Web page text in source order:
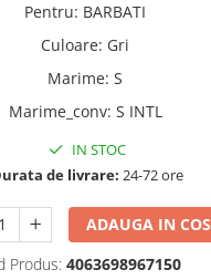
Pentru: BARBATI
Culoare: Gri
Marime: S
Marime_conv: S INTL
IN STOC
de livrare: 24-72 ore
ADAUGA IN COS
Produs: 4063698967150